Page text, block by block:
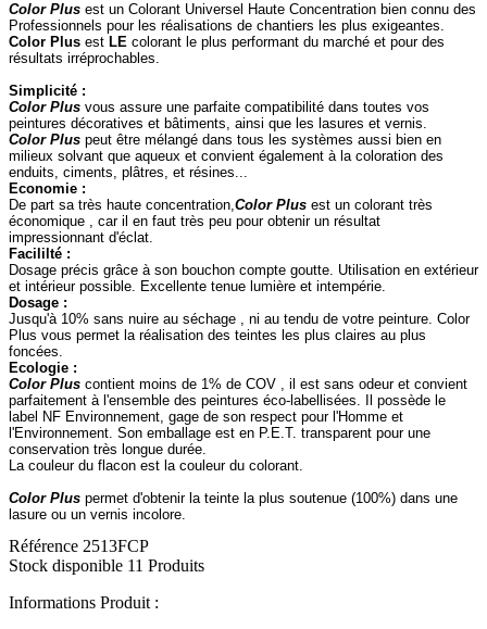
Color Plus est un Colorant Universel Haute Concentration bien connu des
Professionnels pour les réalisations de chantiers les plus exigeantes.
Color Plus est LE colorant le plus performant du marché et pour des
résultats irréprochables.
Simplicité :
Color Plus vous assure une parfaite compatibilité dans toutes vos
peintures décoratives et bâtiments, ainsi que les lasures et vernis.
Color Plus peut être mélangé dans tous les systèmes aussi bien en
milieux solvant que aqueux et convient également à la coloration des
enduits, ciments, plâtres, et résines...
Economie :
De part sa très haute concentration,Color Plus est un colorant très
économique , car il en faut très peu pour obtenir un résultat
impressionnant d'éclat.
Facililté :
Dosage précis grâce à son bouchon compte goutte. Utilisation en extérieur
et intérieur possible. Excellente tenue lumière et intempérie.
Dosage :
Jusqu'à 10% sans nuire au séchage , ni au tendu de votre peinture. Color
Plus vous permet la réalisation des teintes les plus claires au plus
foncées.
Ecologie :
Color Plus contient moins de 1% de COV , il est sans odeur et convient
parfaitement à l'ensemble des peintures éco-labellisées. Il possède le
label NF Environnement, gage de son respect pour l'Homme et
l'Environnement. Son emballage est en P.E.T. transparent pour une
conservation très longue durée.
La couleur du flacon est la couleur du colorant.
Color Plus permet d'obtenir la teinte la plus soutenue (100%) dans une
lasure ou un vernis incolore.
Référence 2513FCP
Stock disponible 11 Produits
Informations Produit :